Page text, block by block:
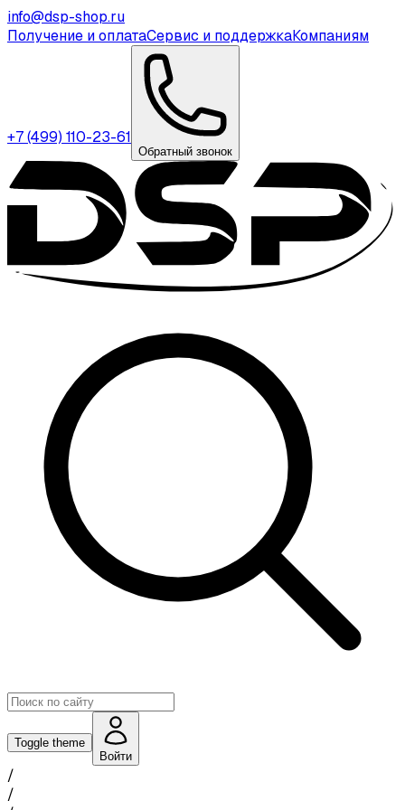
info@dsp-shop.ru
Получение и оплатаСервис и поддержкаКомпаниям
+7 (499) 110-23-61
Обратный звонок
Toggle theme
Войти
/
/